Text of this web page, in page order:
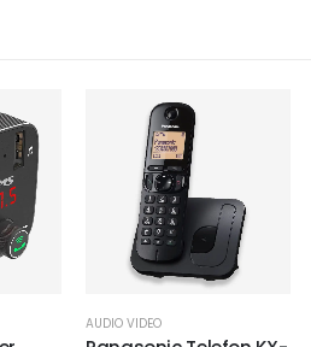
AUDIO VIDEO